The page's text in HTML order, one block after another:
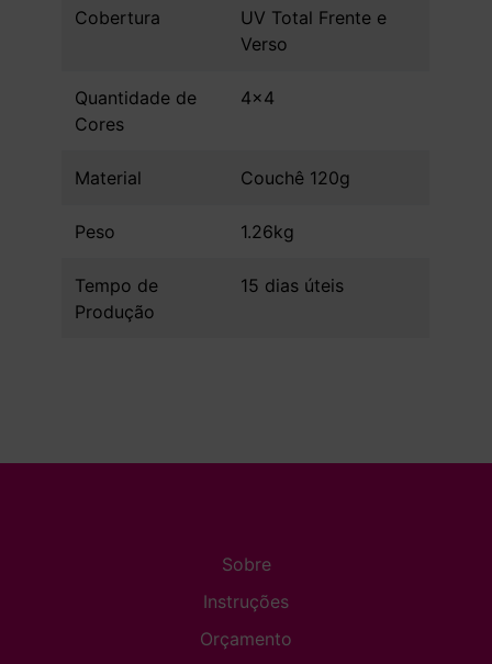
Cobertura
UV Total Frente e
Verso
Quantidade de
Cores
4x4
Material Couchê 120g
Peso 1.26kg
Tempo de
Produção
15 dias úteis
Sobre
Instruções
Orçamento